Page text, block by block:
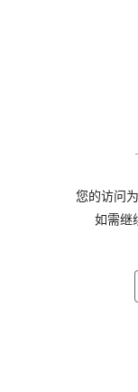
您的访问
如需继